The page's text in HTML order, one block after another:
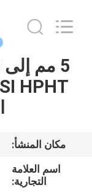
مسكن
معلومات
Crystal
Co.,Ltd.
مكان المنشأ:
اسم العلامة
التجارية: